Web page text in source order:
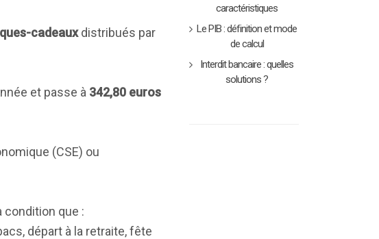
cadeauxdistribués par
et passe à 342,80 euros
(CSE) ou
condition que :
départ à la retraite, fête
caractéristiques
Le PIB : définition et mode
de calcul
Interdit bancaire : quelles
solutions ?